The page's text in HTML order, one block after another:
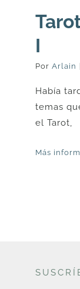
I
Por Arlain
Había
temas
el Tarot,
Más